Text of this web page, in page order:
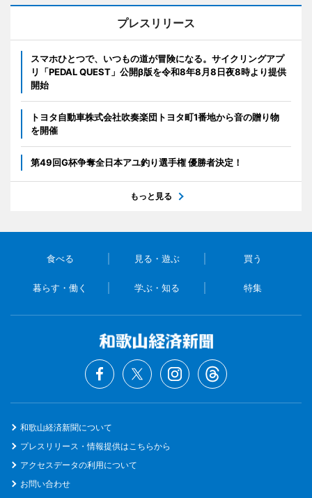
プレスリリース
スマホひとつで、いつもの道が冒険になる。サイクリングアプ
リ「PEDAL QUEST」公開β版を令和8年8月8日夜8時より提供
開始
トヨタ自動車株式会社吹奏楽団トヨタ町1番地から音の贈り物
を開催
第49回G杯争奪全日本アユ釣り選手権 優勝者決定！
もっと見る
食べる 見る・遊ぶ 買う
暮らす・働く 学ぶ・知る 特集
和歌山経済新聞について
プレスリリース・情報提供はこちらから
アクセスデータの利用について
お問い合わせ